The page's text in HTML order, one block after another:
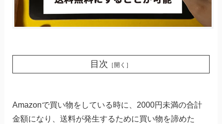
目次 ［開く］
Amazonで買い物をしている時に、2000円未満の合計
金額になり、送料が発生するために買い物を諦めた